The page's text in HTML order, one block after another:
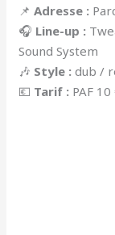
📌Adresse :
🎧 Line-up :
Sound System
🎶 Style : dub /
💶 Tarif : PAF 10